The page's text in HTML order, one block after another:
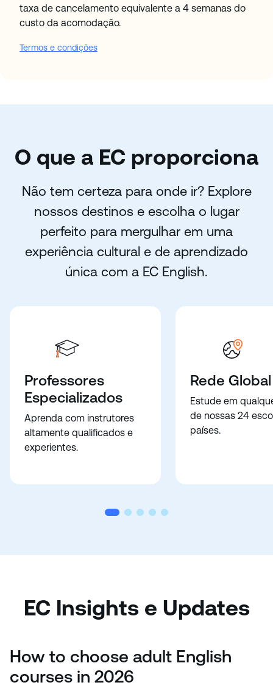
taxa de cancelamento equivalente a 4 semanas do
custo da acomodação.
Termos e condições
O que a EC proporciona
Não tem certeza para onde ir? Explore
nossos destinos e escolha o lugar
perfeito para mergulhar em uma
experiência cultural e de aprendizado
única com a EC English.
Professores
Especializados
Aprenda com instrutores
altamente qualificados e
experientes.
Rede Global
Estude em
de nossas 24
países.
EC Insights e Updates
How to choose adult English
courses in 2026